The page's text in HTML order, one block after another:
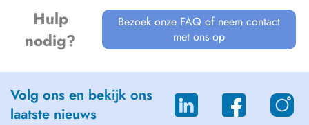
Hulp
nodig?
Bezoek onze FAQ of neem contact
met ons op
Volg ons en bekijk ons
laatste nieuws